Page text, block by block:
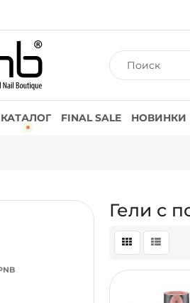
КАТАЛОГ FINAL SALE НОВИНКИ
Гели с